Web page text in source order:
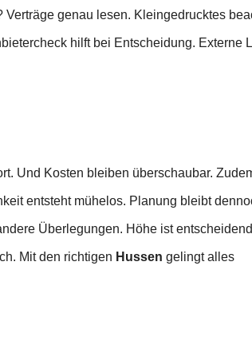
genau lesen. Kleingedrucktes
hilft bei Entscheidung. Externe
Und Kosten bleiben überschaubar.
entsteht mühelos. Planung bleibt
Überlegungen. Höhe ist
Mit den richtigen Hussen gelingt alles